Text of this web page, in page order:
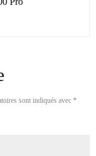
sont indiqués avec *